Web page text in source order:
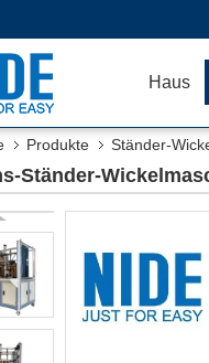
Haus
Produkte Ständer-
Ständer-